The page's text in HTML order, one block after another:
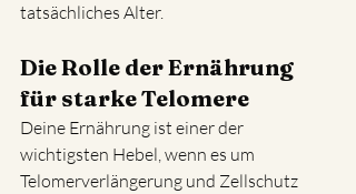
tatsächliches Alter.
Die Rolle der Ernährung
für starke Telomere
Deine Ernährung ist einer der
wichtigsten Hebel, wenn es um
Telomerverlängerung und Zellschutz